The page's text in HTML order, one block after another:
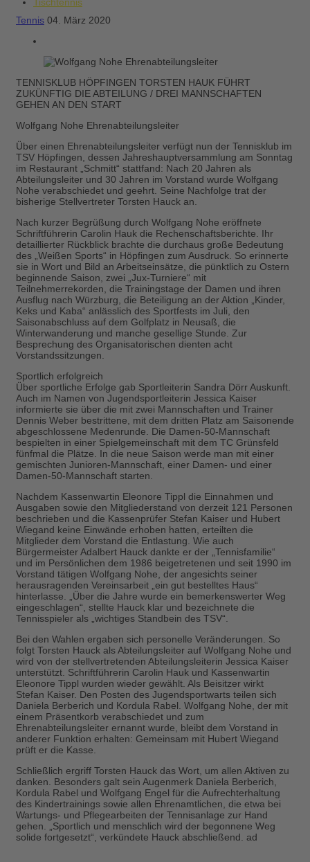
Tischtennis
Tennis 04. März 2020
TENNISKLUB HÖPFINGEN TORSTEN HAUK FÜHRT
ZUKÜNFTIG DIE ABTEILUNG / DREI MANNSCHAFTEN
GEHEN AN DEN START
Wolfgang Nohe Ehrenabteilungsleiter
Über einen Ehrenabteilungsleiter verfügt nun der Tennisklub im
TSV Höpfingen, dessen Jahreshauptversammlung am Sonntag
im Restaurant „Schmitt“ stattfand: Nach 20 Jahren als
Abteilungsleiter und 30 Jahren im Vorstand wurde Wolfgang
Nohe verabschiedet und geehrt. Seine Nachfolge trat der
bisherige Stellvertreter Torsten Hauck an.
Nach kurzer Begrüßung durch Wolfgang Nohe eröffnete
Schriftführerin Carolin Hauk die Rechenschaftsberichte. Ihr
detaillierter Rückblick brachte die durchaus große Bedeutung
des „Weißen Sports“ in Höpfingen zum Ausdruck. So erinnerte
sie in Wort und Bild an Arbeitseinsätze, die pünktlich zu Ostern
beginnende Saison, zwei „Jux-Turniere“ mit
Teilnehmerrekorden, die Trainingstage der Damen und ihren
Ausflug nach Würzburg, die Beteiligung an der Aktion „Kinder,
Keks und Kaba“ anlässlich des Sportfests im Juli, den
Saisonabschluss auf dem Golfplatz in Neusaß, die
Winterwanderung und manche gesellige Stunde. Zur
Besprechung des Organisatorischen dienten acht
Vorstandssitzungen.
Sportlich erfolgreich
Über sportliche Erfolge gab Sportleiterin Sandra Dörr Auskunft.
Auch im Namen von Jugendsportleiterin Jessica Kaiser
informierte sie über die mit zwei Mannschaften und Trainer
Dennis Weber bestrittene, mit dem dritten Platz am Saisonende
abgeschlossene Medenrunde. Die Damen-50-Mannschaft
bespielten in einer Spielgemeinschaft mit dem TC Grünsfeld
fünfmal die Plätze. In die neue Saison werde man mit einer
gemischten Junioren-Mannschaft, einer Damen- und einer
Damen-50-Mannschaft starten.
Nachdem Kassenwartin Eleonore Tippl die Einnahmen und
Ausgaben sowie den Mitgliederstand von derzeit 121 Personen
beschrieben und die Kassenprüfer Stefan Kaiser und Hubert
Wiegand keine Einwände erhoben hatten, erteilten die
Mitglieder dem Vorstand die Entlastung. Wie auch
Bürgermeister Adalbert Hauck dankte er der „Tennisfamilie“
und im Persönlichen dem 1986 beigetretenen und seit 1990 im
Vorstand tätigen Wolfgang Nohe, der angesichts seiner
herausragenden Vereinsarbeit „ein gut bestelltes Haus“
hinterlasse. „Über die Jahre wurde ein bemerkenswerter Weg
eingeschlagen“, stellte Hauck klar und bezeichnete die
Tennisspieler als „wichtiges Standbein des TSV“.
Bei den Wahlen ergaben sich personelle Veränderungen. So
folgt Torsten Hauck als Abteilungsleiter auf Wolfgang Nohe und
wird von der stellvertretenden Abteilungsleiterin Jessica Kaiser
unterstützt. Schriftführerin Carolin Hauk und Kassenwartin
Eleonore Tippl wurden wieder gewählt. Als Beisitzer wirkt
Stefan Kaiser. Den Posten des Jugendsportwarts teilen sich
Daniela Berberich und Kordula Rabel. Wolfgang Nohe, der mit
einem Präsentkorb verabschiedet und zum
Ehrenabteilungsleiter ernannt wurde, bleibt dem Vorstand in
anderer Funktion erhalten: Gemeinsam mit Hubert Wiegand
prüft er die Kasse.
Schließlich ergriff Torsten Hauck das Wort, um allen Aktiven zu
danken. Besonders galt sein Augenmerk Daniela Berberich,
Kordula Rabel und Wolfgang Engel für die Aufrechterhaltung
des Kindertrainings sowie allen Ehrenamtlichen, die etwa bei
Wartungs- und Pflegearbeiten der Tennisanlage zur Hand
gehen. „Sportlich und menschlich wird der begonnene Weg
solide fortgesetzt“, verkündete Hauck abschließend. ad